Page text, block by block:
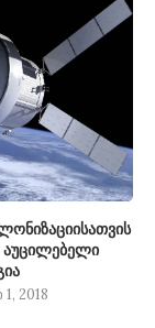
აუცილებელი
2018